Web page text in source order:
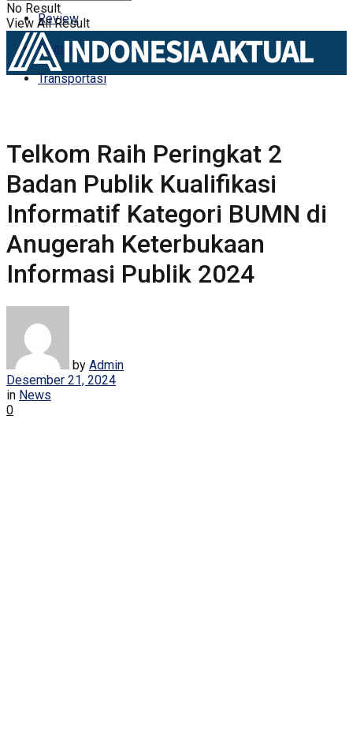
Review
Sosok
Transportasi
No Result
View All Result
Telkom Raih Peringkat 2
Badan Publik Kualifikasi
Informatif Kategori BUMN di
Anugerah Keterbukaan
Informasi Publik 2024
by Admin
Desember 21, 2024
in News
0